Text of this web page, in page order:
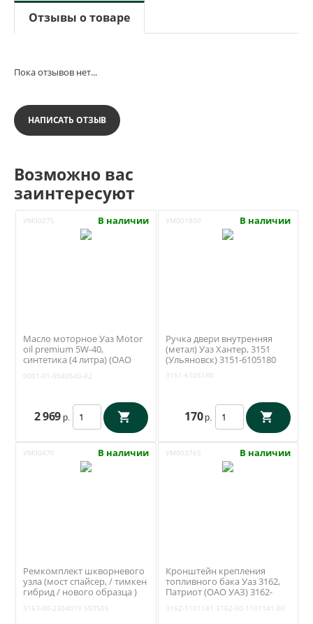
Отзывы о товаре
Пока отзывов нет...
НАПИСАТЬ ОТЗЫВ
Возможно вас
заинтересуют
УМ00275 В наличии
Масло моторное Уаз Motor
oil premium 5W-40,
синтетика (4 литра) (ОАО
0001-01-0040540-02
2 969 р.
УМ001800 В наличии
Ручка двери внутренняя
(метал) Уаз Хантер, 3151
(Ульяновск) 3151-6105180
3151-6105180
170 р.
УМ00470 В наличии
Ремкомплект шкворневого
узла (мост спайсер, / тимкен
гибрид / нового образца )
шкворневой ключ) (RedBTR)
3163-00-2304019 550505
УМ003765 В наличии
Кронштейн крепления
топливного бака Уаз 3162,
Патриот (ОАО УАЗ) 3162-
3162-1101141 3162-00-1101141-00